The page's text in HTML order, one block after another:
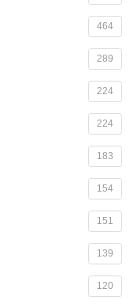
464
289
224
224
183
154
151
139
120